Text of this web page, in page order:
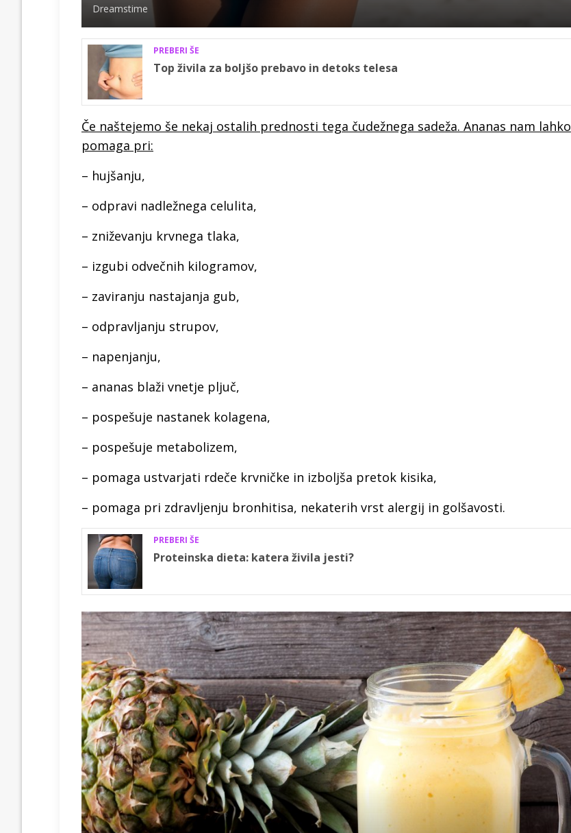
Dreamstime
PREBERI ŠE
Top živila za boljšo prebavo in detoks telesa
Če naštejemo še nekaj ostalih prednosti tega čudežnega sadeža. Ananas nam lahko
pomaga pri:
– hujšanju,
– odpravi nadležnega celulita,
– zniževanju krvnega tlaka,
– izgubi odvečnih kilogramov,
– zaviranju nastajanja gub,
– odpravljanju strupov,
– napenjanju,
– ananas blaži vnetje pljuč,
– pospešuje nastanek kolagena,
– pospešuje metabolizem,
– pomaga ustvarjati rdeče krvničke in izboljša pretok kisika,
– pomaga pri zdravljenju bronhitisa, nekaterih vrst alergij in golšavosti.
PREBERI ŠE
Proteinska dieta: katera živila jesti?